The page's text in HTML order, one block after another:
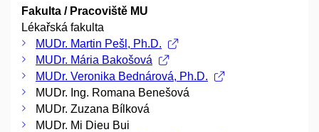
Fakulta / Pracoviště MU
Lékařská fakulta
MUDr. Martin Pešl, Ph.D.
MUDr. Mária Bakošová
MUDr. Veronika Bednárová, Ph.D.
MUDr. Ing. Romana Benešová
MUDr. Zuzana Bílková
MUDr. Mi Dieu Bui